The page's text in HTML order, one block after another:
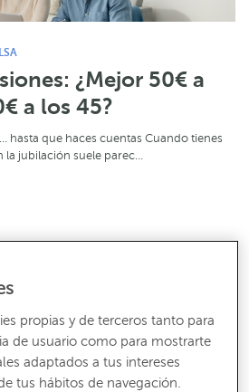
¿Mejor 50€ a
a los 45?
hasta que haces cuentas Cuando tienes
la jubilación suele parec…
propias y de terceros tanto para
de usuario como para mostrarte
adaptados a tus intereses
tus hábitos de navegación.